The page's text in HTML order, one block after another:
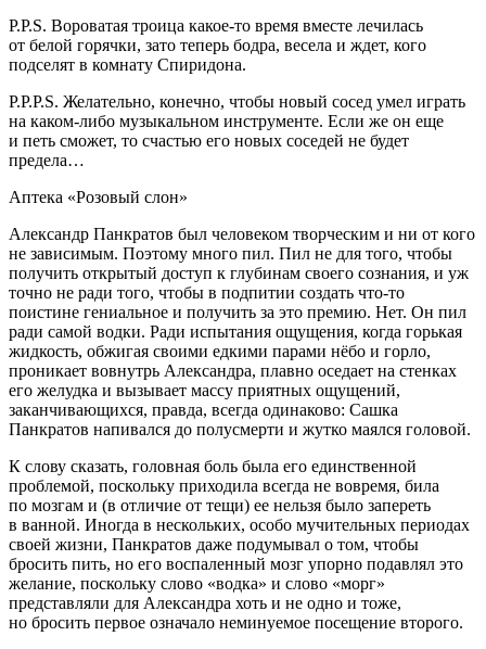
P.P.S. Вороватая троица какое-то время вместе лечилась
от белой горячки, зато теперь бодра, весела и ждет, кого
подселят в комнату Спиридона.
P.P.P.S. Желательно, конечно, чтобы новый сосед умел играть
на каком-либо музыкальном инструменте. Если же он еще
и петь сможет, то счастью его новых соседей не будет
предела…
Аптека «Розовый слон»
Александр Панкратов был человеком творческим и ни от кого
не зависимым. Поэтому много пил. Пил не для того, чтобы
получить открытый доступ к глубинам своего сознания, и уж
точно не ради того, чтобы в подпитии создать что-то
поистине гениальное и получить за это премию. Нет. Он пил
ради самой водки. Ради испытания ощущения, когда горькая
жидкость, обжигая своими едкими парами нёбо и горло,
проникает вовнутрь Александра, плавно оседает на стенках
его желудка и вызывает массу приятных ощущений,
заканчивающихся, правда, всегда одинаково: Сашка
Панкратов напивался до полусмерти и жутко маялся головой.
К слову сказать, головная боль была его единственной
проблемой, поскольку приходила всегда не вовремя, била
по мозгам и (в отличие от тещи) ее нельзя было запереть
в ванной. Иногда в нескольких, особо мучительных периодах
своей жизни, Панкратов даже подумывал о том, чтобы
бросить пить, но его воспаленный мозг упорно подавлял это
желание, поскольку слово «водка» и слово «морг»
представляли для Александра хоть и не одно и тоже,
но бросить первое означало неминуемое посещение второго.